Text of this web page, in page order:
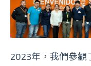
2023年，我們參觀